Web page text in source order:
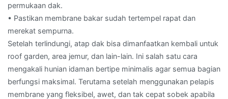
permukaan dak.
• Pastikan membrane bakar sudah tertempel rapat dan
merekat sempurna.
Setelah terlindungi, atap dak bisa dimanfaatkan kembali untuk
roof garden, area jemur, dan lain-lain. Ini salah satu cara
mengakali hunian idaman bertipe minimalis agar semua bagian
berfungsi maksimal. Terutama setelah menggunakan pelapis
membrane yang fleksibel, awet, dan tak cepat sobek apabila